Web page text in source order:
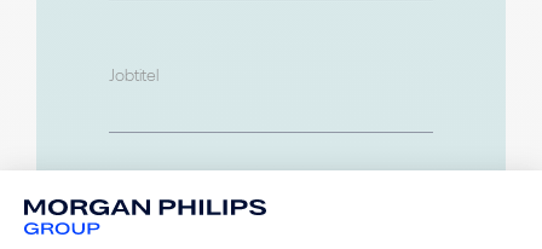
Jobtitel
Wie können wir helfen?